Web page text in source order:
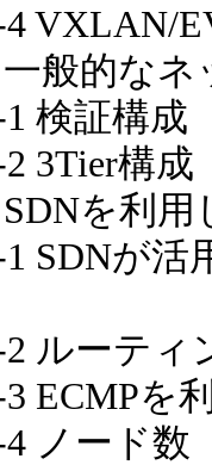
4 VXLAN/
一般的な
1 検証構成
3Tier構成
を利
1 SDNが活
2 ルーティ
3 ECMPを
4 ノード数